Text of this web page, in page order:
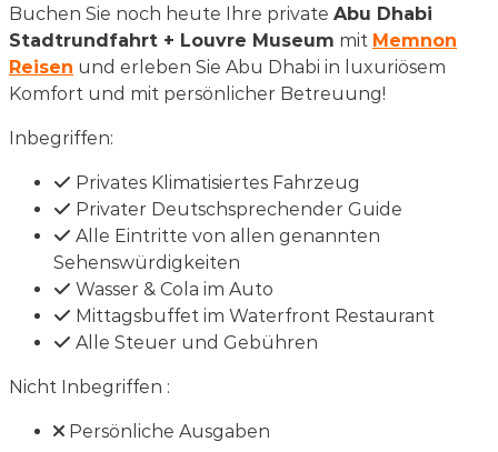
Buchen Sie noch heute Ihre private Abu Dhabi
Stadtrundfahrt + Louvre Museum mit Memnon
Reisen und erleben Sie Abu Dhabi in luxuriösem
Komfort und mit persönlicher Betreuung!
Inbegriffen:
Privates Klimatisiertes Fahrzeug
Privater Deutschsprechender Guide
Alle Eintritte von allen genannten
Sehenswürdigkeiten
Wasser & Cola im Auto
Mittagsbuffet im Waterfront Restaurant
Alle Steuer und Gebühren
Nicht Inbegriffen :
Persönliche Ausgaben